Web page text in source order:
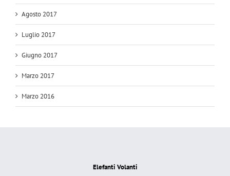
Agosto 2017
Luglio 2017
Giugno 2017
Marzo 2017
Marzo 2016
Elefanti Volanti